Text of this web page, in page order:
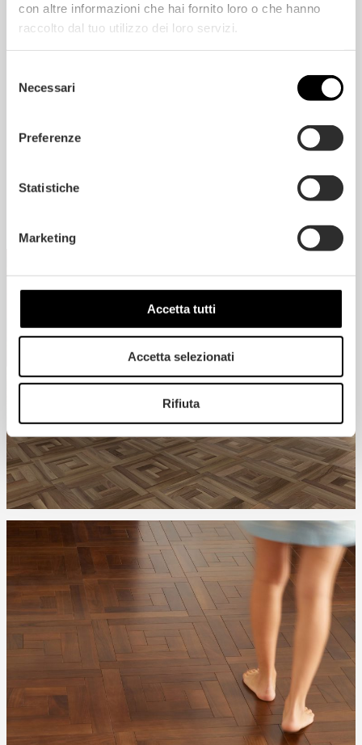
con altre informazioni che hai fornito loro o che hanno
raccolto dal tuo utilizzo dei loro servizi.
delNecessari
Preferenze
Statistiche
Marketing
Accetta tutti
Accetta selezionati
Rifiuta
CARATTERISTICHE DI PRODOTTO